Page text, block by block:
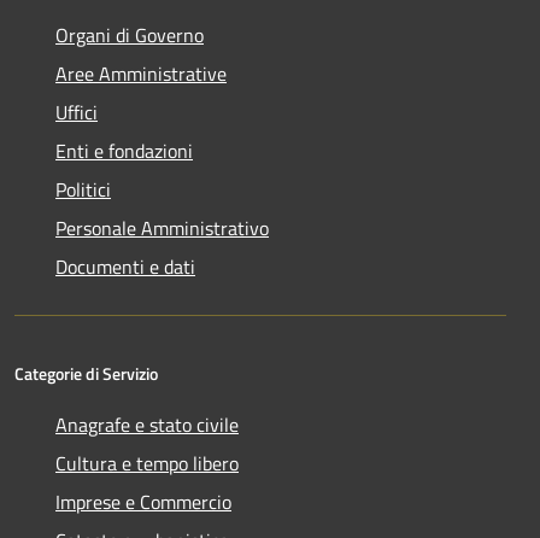
Organi di Governo
Aree Amministrative
Uffici
Enti e fondazioni
Politici
Personale Amministrativo
Documenti e dati
Categorie di Servizio
Anagrafe e stato civile
Cultura e tempo libero
Imprese e Commercio